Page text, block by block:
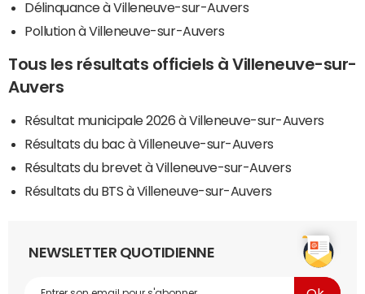
Délinquance à Villeneuve-sur-Auvers
Pollution à Villeneuve-sur-Auvers
Tous les résultats officiels à Villeneuve-sur-
Auvers
Résultat municipale 2026 à Villeneuve-sur-Auvers
Résultats du bac à Villeneuve-sur-Auvers
Résultats du brevet à Villeneuve-sur-Auvers
Résultats du BTS à Villeneuve-sur-Auvers
NEWSLETTER QUOTIDIENNE